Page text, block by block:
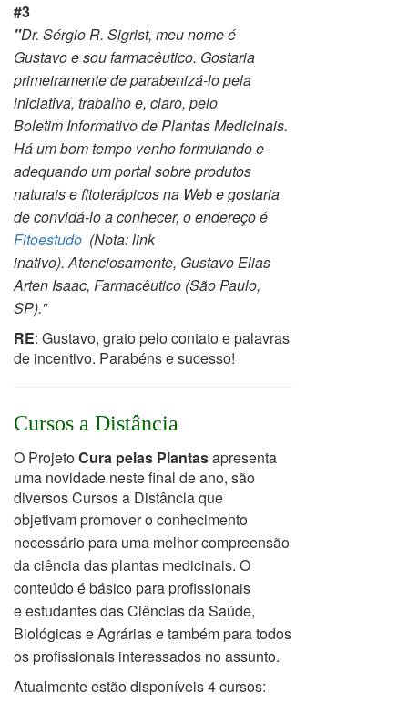
#3
"Dr. Sérgio R. Sigrist, meu nome é
Gustavo e sou farmacêutico. Gostaria
primeiramente de parabenizá-lo pela
iniciativa, trabalho e, claro, pelo
Boletim Informativode Plantas Medicinais.
Há um bom tempo venho formulando e
adequando um portal sobre produtos
naturais e fitoterápicos na Web e gostaria
deconvidá-lo a conhecer, o endereço é
Fitoestudo (Nota: link
inativo).Atenciosamente, Gustavo Elias
Arten Isaac, Farmacêutico (São Paulo,
SP)."
RE: Gustavo, grato pelo contato e palavras
de incentivo. Parabéns e sucesso!
Cursos a Distância
O ProjetoCura pelas Plantasapresenta
uma novidade neste final de ano, são
diversos Cursos a Distância que
objetivampromover o conhecimento
necessário para uma melhor compreensão
da ciência das plantas medicinais. O
conteúdo é básico para profissionais
eestudantes das Ciências da Saúde,
Biológicas e Agrárias e também para todos
os profissionais interessados no assunto.
Atualmente estão disponíveis 4 cursos: